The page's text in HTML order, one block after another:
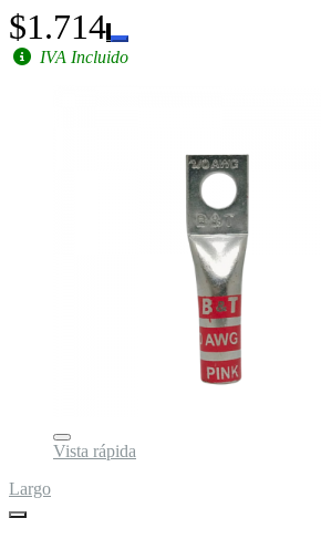
$1.714
IVA Incluido
Vista rápida
Largo